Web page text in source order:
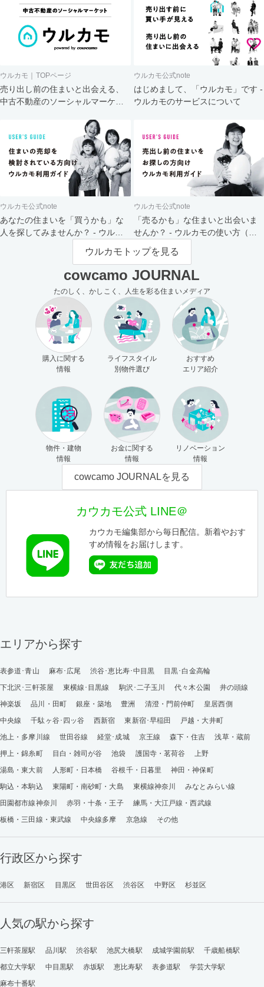
ウルカモ｜TOPページ
売り出し前の住まいと出会える、
中古不動産のソーシャルマーケッ
ウルカモ公式note
はじめまして、「ウルカモ」です -
ウルカモのサービスについて
ウルカモ公式note
あなたの住まいを「買うかも」な
人を探してみませんか？ - ウルカ
ウルカモ公式note
「売るかも」な住まいと出会いま
せんか？ - ウルカモの使い方（買
主さま向け）
ウルカモトップを見る
cowcamo JOURNAL
たのしく、かしこく、人生を彩る住まいメディア
購入に関する
情報
ライフスタイル
別物件選び
おすすめ
エリア紹介
物件・建物
情報
お金に関する
情報
リノベーション
情報
cowcamo JOURNALを見る
カウカモ公式 LINE＠
カウカモ編集部から毎日配信。新着やおす
すめ情報をお届けします。
エリアから探す
表参道･青山 麻布･広尾 渋谷･恵比寿･中目黒
目黒･白金高輪
下北沢･三軒茶屋
東横線･目黒線 駒沢･二子玉川 代々木公園
井の頭線
神楽坂
品川・田町 銀座・築地 豊洲 清澄・門前仲町
皇居西側
中央線
千駄ヶ谷･四ッ谷 西新宿 東新宿･早稲田
戸越・大井町
池上・多摩川線
世田谷線 経堂･成城 京王線 森下・住吉
浅草・蔵前
押上・錦糸町
目白・雑司が谷 池袋 護国寺・茗荷谷
上野
湯島・東大前
人形町・日本橋 谷根千・日暮里
神田・神保町
駒込・本駒込
東陽町・南砂町・大島 東横線神奈川
みなとみらい線
田園都市線神奈川
赤羽・十条・王子
練馬・大江戸線・西武線
板橋・三田線・東武線
中央線多摩 京急線 その他
行政区から探す
港区 新宿区 目黒区 世田谷区 渋谷区 中野区 杉並区
人気の駅から探す
三軒茶屋駅 品川駅 渋谷駅 池尻大橋駅 成城学園前駅
千歳船橋駅
都立大学駅
中目黒駅 赤坂駅 恵比寿駅 表参道駅
学芸大学駅
麻布十番駅